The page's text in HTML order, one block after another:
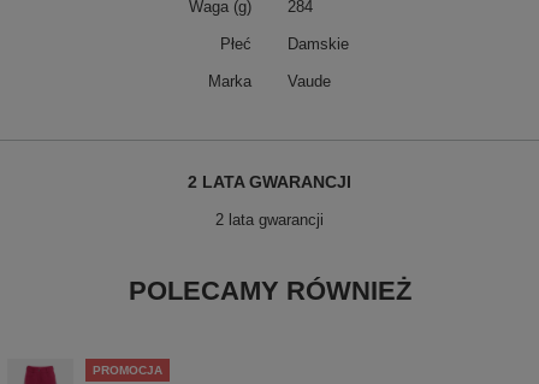
Waga (g) 284
Płeć Damskie
Marka Vaude
2 LATA GWARANCJI
2 lata gwarancji
POLECAMY RÓWNIEŻ
PROMOCJA